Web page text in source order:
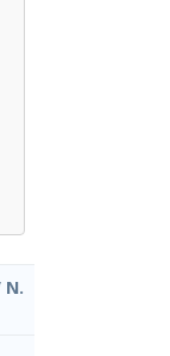
Ν.